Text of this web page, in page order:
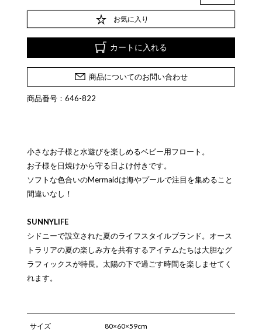
お気に入り
カートに入れる
商品についてのお問い合わせ
商品番号：646-822
小さなお子様と水遊びを楽しめるベビー用フロート。
お子様を日焼けから守る日よけ付きです。
ソフトな色合いのMermaidは海やプールで注目を集めること
間違いなし！
SUNNYLIFE
シドニーで設立された夏のライフスタイルブランド。オース
トラリアの夏の楽しみ方を共有するアイテムたちは大胆なグ
ラフィックスが特長。太陽の下で過ごす時間を楽しませてく
れます。
サイズ 80×60×59cm